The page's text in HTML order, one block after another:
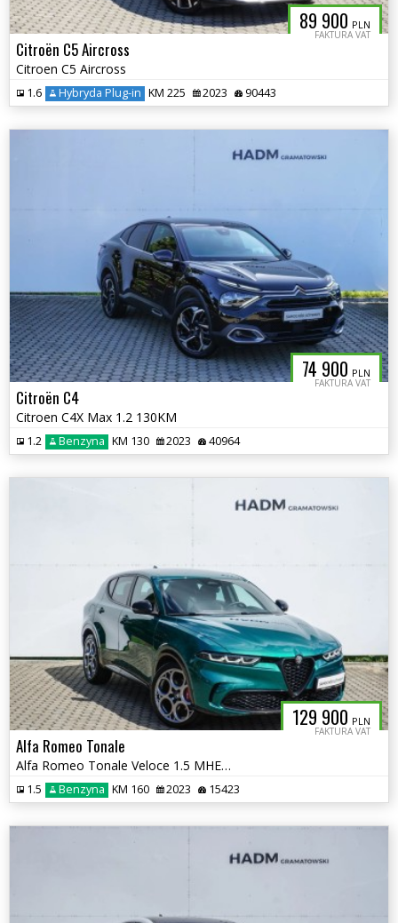
89 900 PLN
FAKTURA VAT
Citroën C5 Aircross
Citroen C5 Aircross
1.6 Hybryda Plug-in KM 225 2023 90443
74 900 PLN
FAKTURA VAT
Citroën C4
Citroen C4X Max 1.2 130KM
1.2 Benzyna KM 130 2023 40964
129 900 PLN
FAKTURA VAT
Alfa Romeo Tonale
Alfa Romeo Tonale Veloce 1.5 MHEV 160KM
1.5 Benzyna KM 160 2023 15423